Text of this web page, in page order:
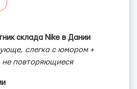
склада Nike в Дании
слегка с юмором +
не повторяющиеся